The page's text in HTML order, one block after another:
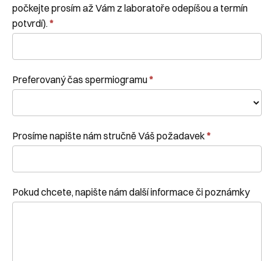
počkejte prosím až Vám z laboratoře odepíšou a termín
potvrdí).*
Preferovaný čas spermiogramu*
Prosíme napište nám stručně Váš požadavek*
Pokud chcete, napište nám další informace či poznámky